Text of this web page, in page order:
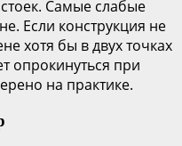
Самые слабые
Если конструкция не
хотя бы в двух точках
опрокинуться при
на практике.